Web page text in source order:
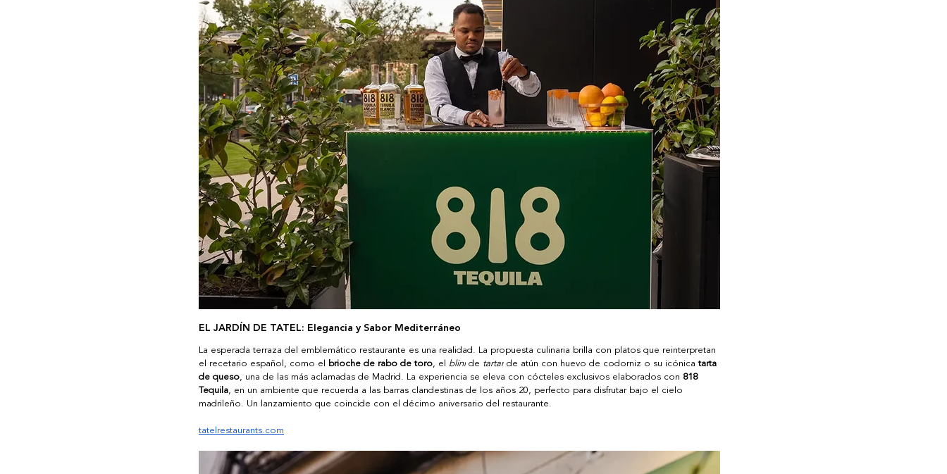
EL JARDÍN DE TATEL: Elegancia y Sabor Mediterráneo
La esperada terraza del emblemático restaurante es una realidad. La propuesta culinaria brilla con platos que reinterpretan
el recetario español, como el
brioche de rabo de toro, el blini de tartar de atún con huevo de codorniz o su icónica tarta
de queso, una de las más aclamadas de Madrid. La experiencia se eleva con cócteles exclusivos elaborados con 818
Tequila, en un ambiente que recuerda a las barras clandestinas de los años 20, perfecto para disfrutar bajo el cielo
madrileño. Un lanzamiento que coincide con el décimo aniversario del restaurante.
tatelrestaurants.com